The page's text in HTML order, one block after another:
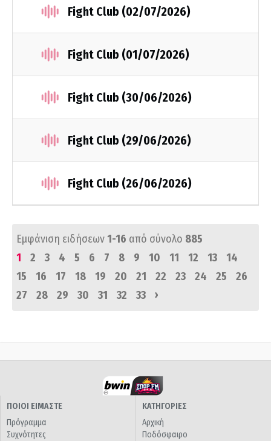
Fight Club (02/07/2026)
Fight Club (01/07/2026)
Fight Club (30/06/2026)
Fight Club (29/06/2026)
Fight Club (26/06/2026)
Εμφάνιση ειδήσεων1-16 από σύνολο 885
1
2 3 4 5 6 7 8 9 10 11 12 13
14
15
16 17 18 19 20 21 22 23 24 25
26
27
28 29 30 31 32 33 ›
ΠΟΙΟΙ ΕΙΜΑΣΤΕ
Πρόγραμμα
Συχνότητες
ΚΑΤΗΓΟΡΙΕΣ
Αρχική
Ποδόσφαιρο